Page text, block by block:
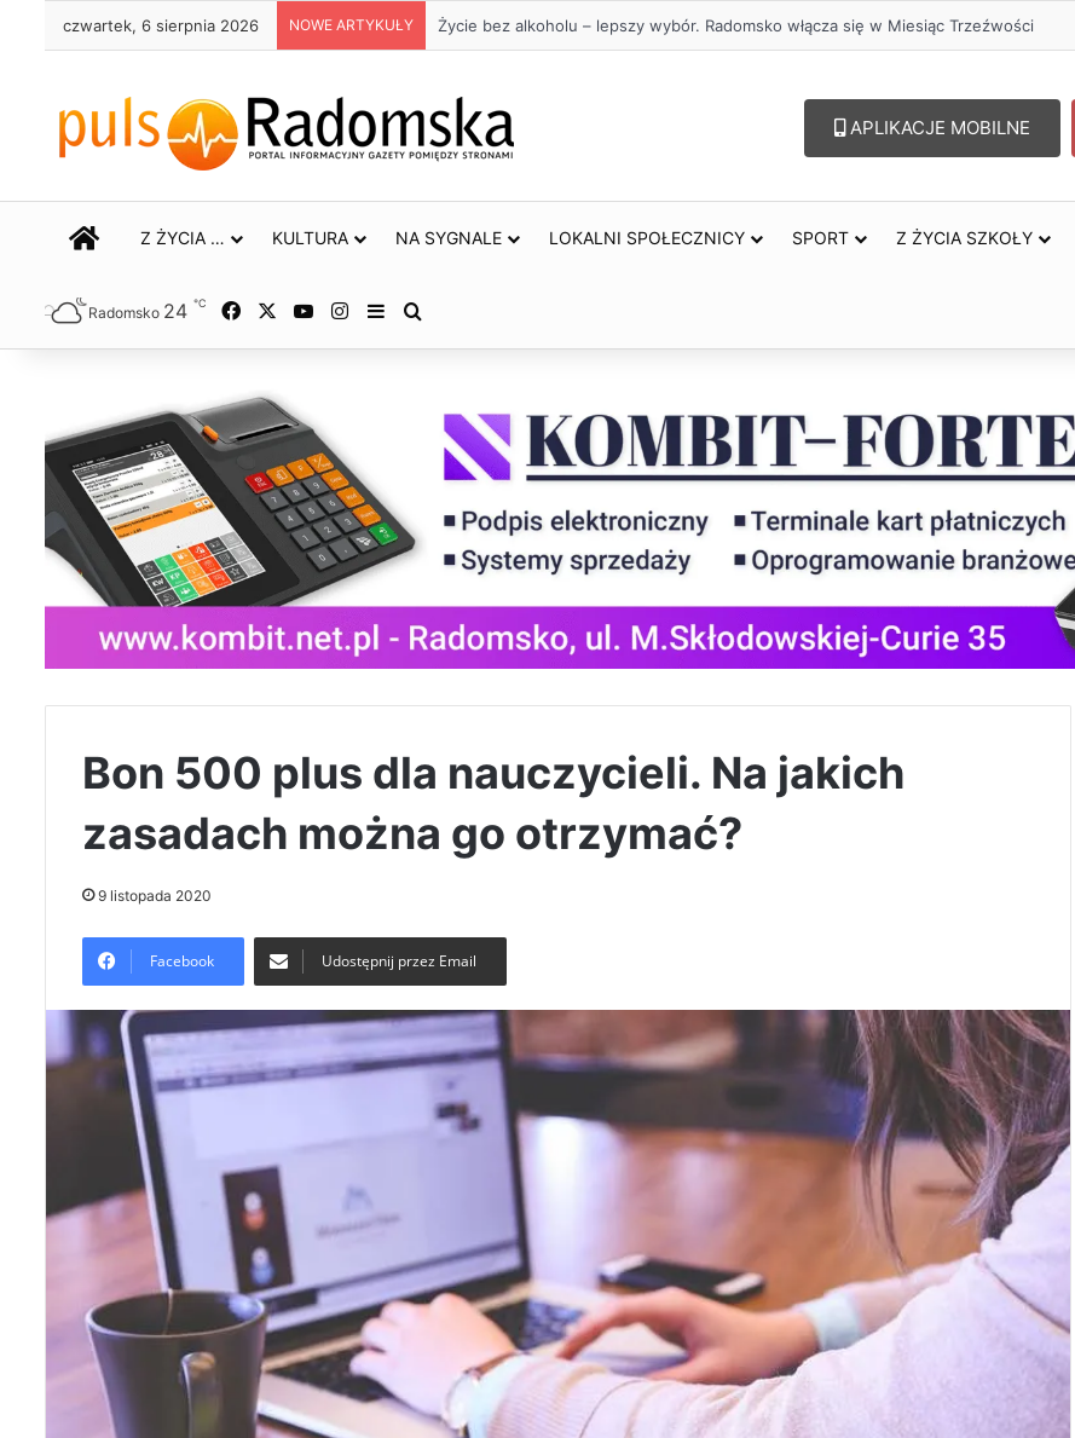
czwartek, 6 sierpnia 2026 NOWE ARTYKUŁY Trwa remont przejazdów kolejowych. Zmieniły się trasy autobusów MPK w Radomsku
APLIKACJE MOBILNE
STRONA GŁÓWNA
Z ŻYCIA … KULTURA NA SYGNALE LOKALNI SPOŁECZNICY SPORT Z ŻYCIA SZKOŁY
Radomsko 24 ℃ Facebook YouTubeInstagram
Sidebar
Bon 500 plus dla nauczycieli. Na jakich
zasadach można go otrzymać?
9 listopada 2020
Facebook Udostępnij przez Email